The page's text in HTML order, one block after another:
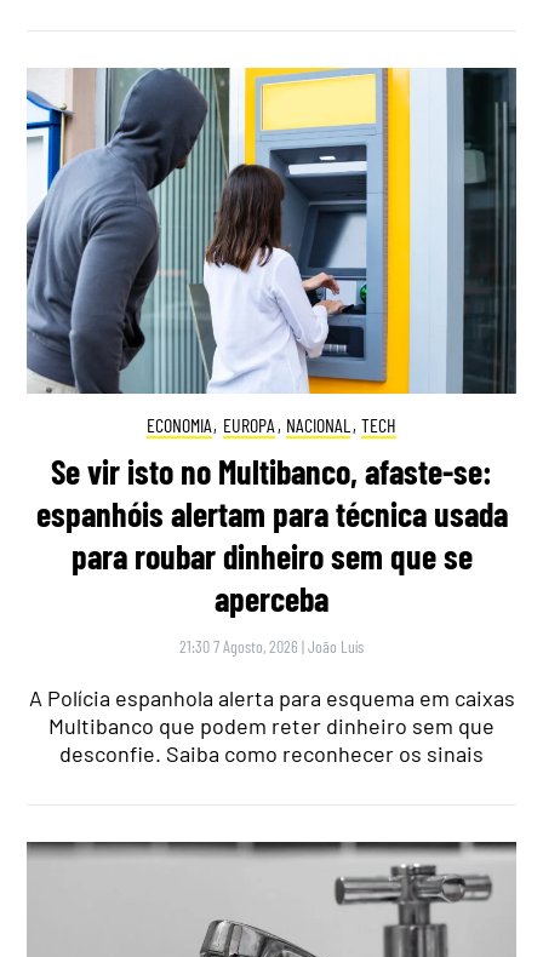
ECONOMIA, EUROPA , NACIONAL , TECH
Se vir isto no Multibanco, afaste-se:
espanhóis alertam para técnica usada
para roubar dinheiro sem que se
aperceba
21:30 7 Agosto, 2026 |João Luís
A Polícia espanhola alerta para esquema em caixas
Multibanco que podem reter dinheiro sem que
desconfie. Saiba como reconhecer os sinais